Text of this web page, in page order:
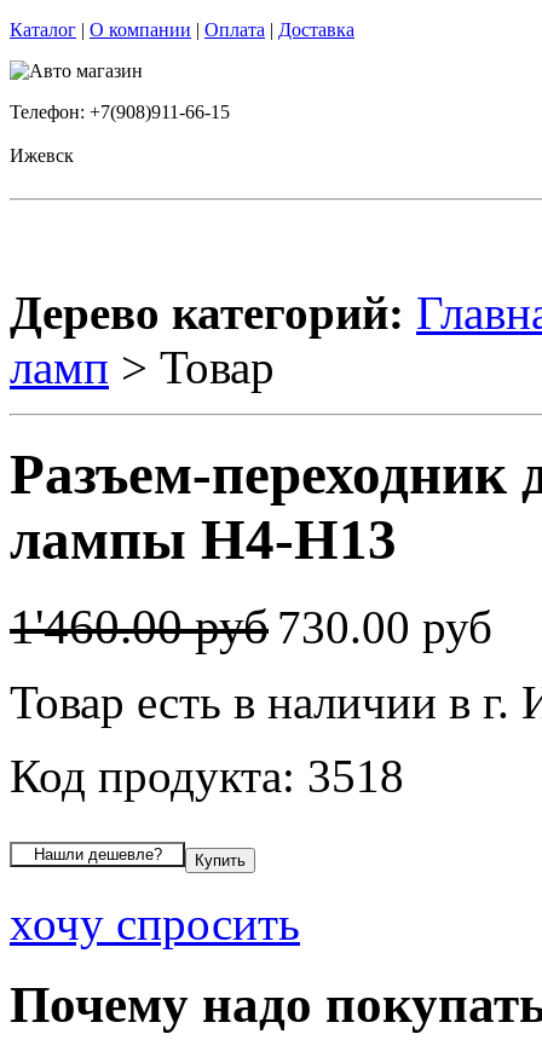
Каталог | О компании | Оплата | Доставка
Телефон: +7(908)911-66-15
Ижевск
Дерево категорий:
ламп > Товар
Разъем-переходник
лампы H4-H13
1'460.00 руб 730.00 руб
Товар есть в наличии в г.
Код продукта: 3518
хочу спросить
Почему надо